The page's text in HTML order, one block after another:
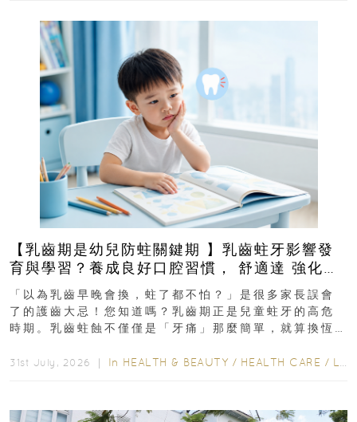
【乳齒期是幼兒防蛀關鍵期 】乳齒蛀牙影響發
育與學習？養成良好口腔習慣， 舒適達 強化琺
瑯質 兒童牙膏防護指南
「以為乳齒早晚會換，蛀了都不怕？」是很多家長誤會
了的護齒大忌！您知道嗎？乳齒期正是兒童蛀牙的高危
時期。乳齒蛀蝕不僅僅是「牙痛」那麼簡單，就算換恆
31st July, 2026 ｜ In HEALTH & BEAUTY / HEALTH CARE / LIFESTYLE